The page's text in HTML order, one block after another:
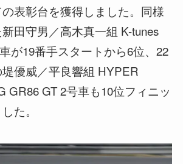
表彰台を獲得しました。同様
田守男／高木真一組 K-tunes
が19番手スタートから6位、22
優威／平良響組 HYPER
GR86 GT 2号車も10位フィニッ
た。